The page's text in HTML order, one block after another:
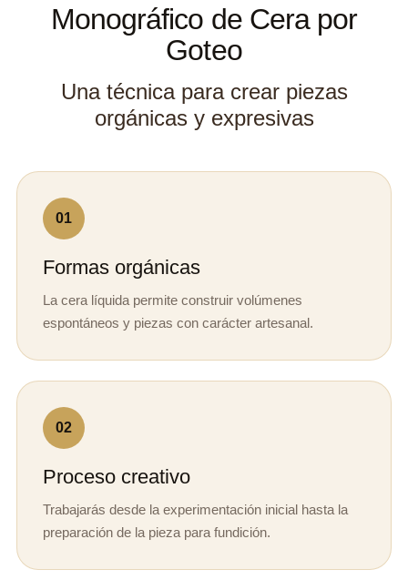
Monográfico de Cera por
Goteo
Una técnica para crear piezas
orgánicas y expresivas
01
Formas orgánicas
La cera líquida permite construir volúmenes
espontáneos y piezas con carácter artesanal.
02
Proceso creativo
Trabajarás desde la experimentación inicial hasta la
preparación de la pieza para fundición.